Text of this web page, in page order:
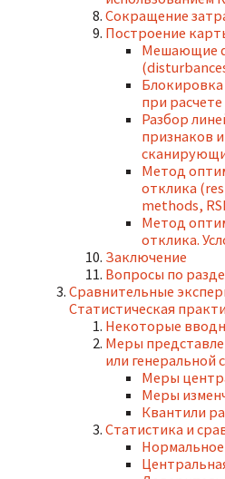
Сокращение
Построение
Мешающие
при
Разбор
признаков
Метод
отклика
methods,
Метод
отклика.
Заключение
Вопросы по
Сравнительные
Статистическая
Некоторые
Меры
или генеральной
Меры
Меры
Квантили
Статистика и